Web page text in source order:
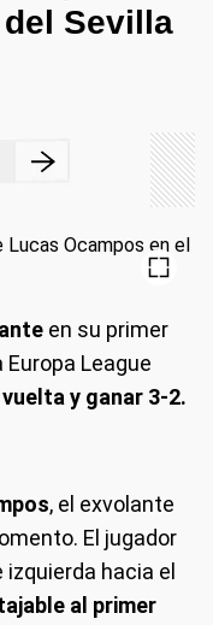
Sevilla
en su primer
League
y ganar 3-2.
, el exvolante
El jugador
hacia el
al primer